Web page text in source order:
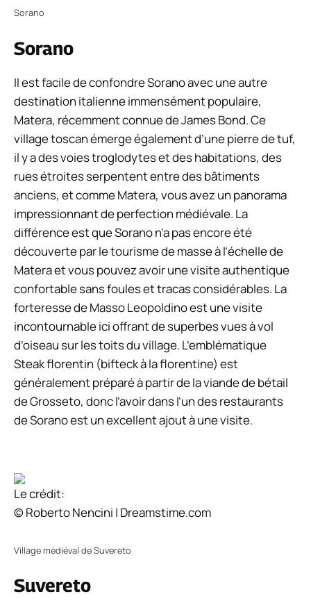
Sorano
Sorano
Il est facile de confondre Sorano avec une autre
destination italienne immensément populaire,
Matera, récemment connue de James Bond. Ce
village toscan émerge également d’une pierre de tuf,
il y a des voies troglodytes et des habitations, des
rues étroites serpentent entre des bâtiments
anciens, et comme Matera, vous avez un panorama
impressionnant de perfection médiévale. La
différence est que Sorano n’a pas encore été
découverte par le tourisme de masse à l’échelle de
Matera et vous pouvez avoir une visite authentique
confortable sans foules et tracas considérables. La
forteresse de Masso Leopoldino est une visite
incontournable ici offrant de superbes vues à vol
d’oiseau sur les toits du village. L’emblématique
Steak florentin (bifteck à la florentine) est
généralement préparé à partir de la viande de bétail
de Grosseto, donc l’avoir dans l’un des restaurants
de Sorano est un excellent ajout à une visite.
Le crédit:
© Roberto Nencini | Dreamstime.com
Village médiéval de Suvereto
Suvereto